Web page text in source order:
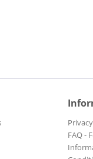
FAQ -